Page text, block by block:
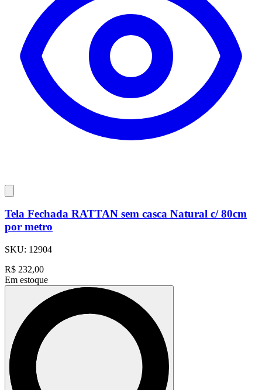
Tela Fechada RATTAN sem casca Natural c/ 80cm
por metro
SKU: 12904
R$ 232,00
Em estoque